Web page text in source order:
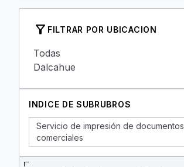
filter_alt FILTRAR POR UBICACION
Todas
Dalcahue
INDICE DE SUBRUBROS
Servicio de impresión de documentos
comerciales